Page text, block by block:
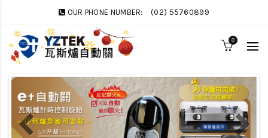
OUR PHONE NUMBER: (02) 55760899
0